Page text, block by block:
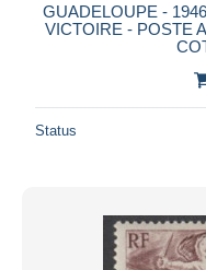
GUADELOUPE -
VICTOIRE - POSTE
Status